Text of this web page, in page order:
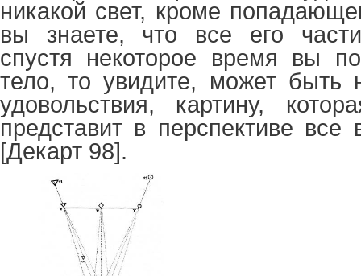
никакой свет, кроме
вы знаете, что все его
спустя некоторое время вы
тело, то увидите, может быть
удовольствия, картину,
представит в перспективе
[Декарт 98].